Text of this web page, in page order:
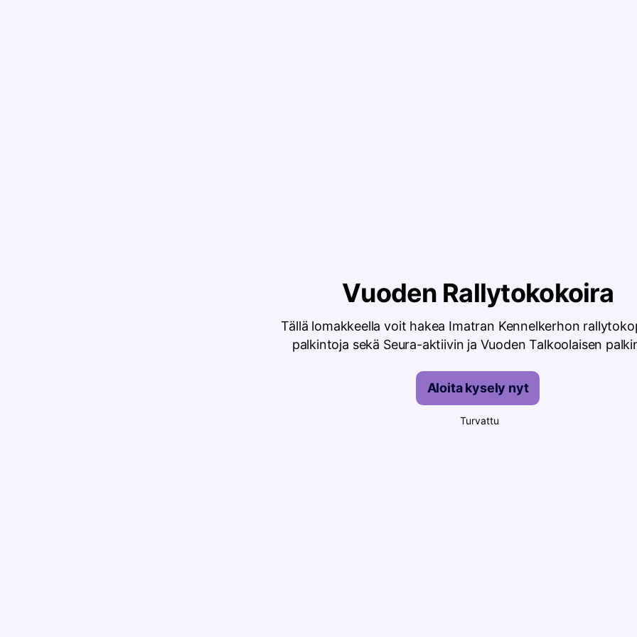
Vuoden Rallytokokoira
Tällä lomakkeella voit hakea Imatran Kennelkerhon
palkintoja sekä Seura-aktiivin ja Vuoden Talkoolaisen
Aloita kysely nyt
Turvattu